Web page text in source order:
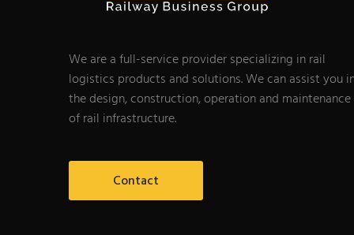
We are a full-service provider specializing in rail
logistics products and solutions. We can assist you
the design, construction, operation and maintenance
of rail infrastructure.
Contact